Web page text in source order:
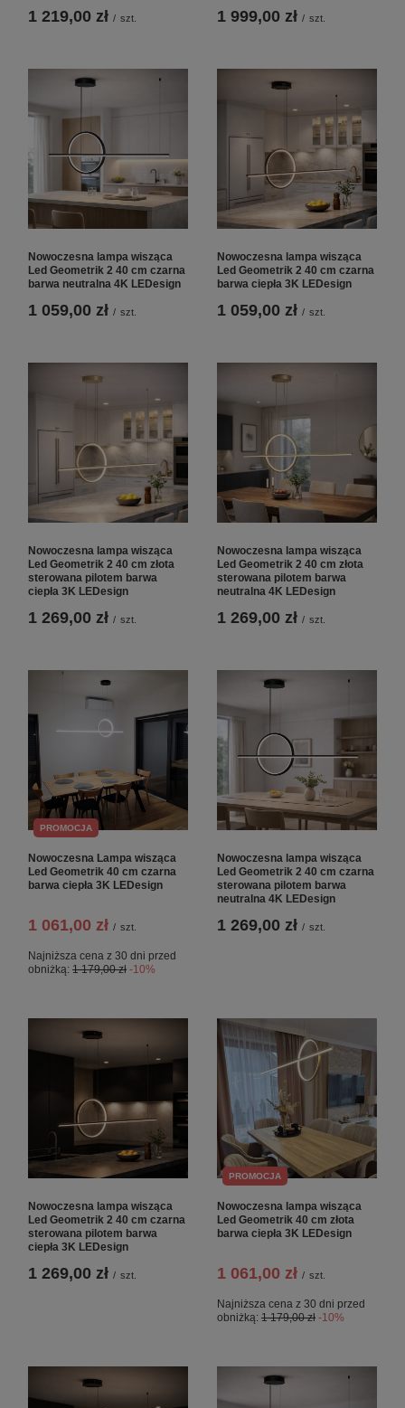
1 219,00 zł / szt. 1 999,00 zł / szt.
Nowoczesna lampa wisząca
Led Geometrik 2 40 cm czarna
barwa neutralna 4K LEDesign
1 059,00 zł / szt.
Nowoczesna lampa wisząca
Led Geometrik 2 40 cm czarna
barwa ciepła 3K LEDesign
1 059,00 zł / szt.
Nowoczesna lampa wisząca
Led Geometrik 2 40 cm złota
sterowana pilotem barwa
ciepła 3K LEDesign
1 269,00 zł / szt.
Nowoczesna lampa wisząca
Led Geometrik 2 40 cm złota
sterowana pilotem barwa
neutralna 4K LEDesign
1 269,00 zł / szt.
PROMOCJA
Nowoczesna Lampa wisząca
Led Geometrik 40 cm czarna
barwa ciepła 3K LEDesign
1 061,00 zł / szt.
Najniższa cena z 30 dni przed
obniżką: 1 179,00 zł -10%
Nowoczesna lampa wisząca
Led Geometrik 2 40 cm czarna
sterowana pilotem barwa
neutralna 4K LEDesign
1 269,00 zł / szt.
Nowoczesna lampa wisząca
Led Geometrik 2 40 cm czarna
sterowana pilotem barwa
ciepła 3K LEDesign
1 269,00 zł / szt.
PROMOCJA
Nowoczesna lampa wisząca
Led Geometrik 40 cm złota
barwa ciepła 3K LEDesign
1 061,00 zł / szt.
Najniższa cena z 30 dni przed
obniżką: 1 179,00 zł -10%